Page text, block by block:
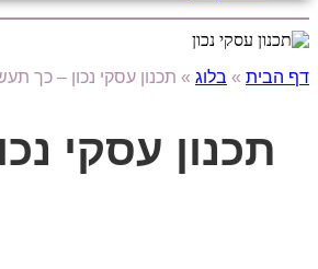
דף הבית » בלוג » תכנון עסקי נכון – כך
תכנון עסקי